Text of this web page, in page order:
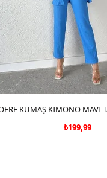
SEPETE EKLE
KUMAŞ KİMONO MAVİ
₺199,99